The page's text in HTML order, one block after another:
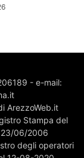
- e-mail:
ArezzoWeb.it
Stampa del
23/06/2006
degli operatori